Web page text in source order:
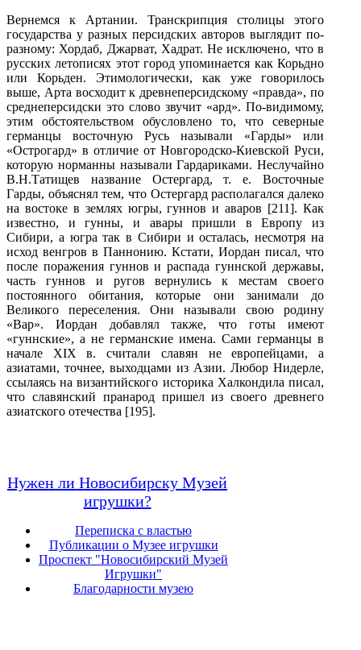
Вернемся к Артании. Транскрипция столицы этого
государства у разных персидских авторов выглядит по-
разному: Хордаб, Джарват, Хадрат. Не исключено, что в
русских летописях этот город упоминается как Корьдно
или Корьден. Этимологически, как уже говорилось
выше, Арта восходит к древнеперсидскому «правда», по
среднеперсидски это слово звучит «ард». По-видимому,
этим обстоятельством обусловлено то, что северные
германцы восточную Русь называли «Гарды» или
«Острогард» в отличие от Новгородско-Киевской Руси,
которую норманны называли Гардариками. Неслучайно
В.Н.Татищев название Остергард, т. е. Восточные
Гарды, объяснял тем, что Остергард располагался далеко
на востоке в землях югры, гуннов и аваров [211]. Как
известно, и гунны, и авары пришли в Европу из
Сибири, а югра так в Сибири и осталась, несмотря на
исход венгров в Паннонию. Кстати, Иордан писал, что
после поражения гуннов и распада гуннской державы,
часть гуннов и ругов вернулись к местам своего
постоянного обитания, которые они занимали до
Великого переселения. Они называли свою родину
«Вар». Иордан добавлял также, что готы имеют
«гуннские», а не германские имена. Сами германцы в
начале XIX в. считали славян не европейцами, а
азиатами, точнее, выходцами из Азии. Любор Нидерле,
ссылаясь на византийского историка Халкондила писал,
что славянский пранарод пришел из своего древнего
азиатского отечества [195].
Нужен ли Новосибирску Музей
игрушки?
Переписка с властью
Публикации о Музее игрушки
Проспект "Новосибирский Музей
Игрушки"
Благодарности музею